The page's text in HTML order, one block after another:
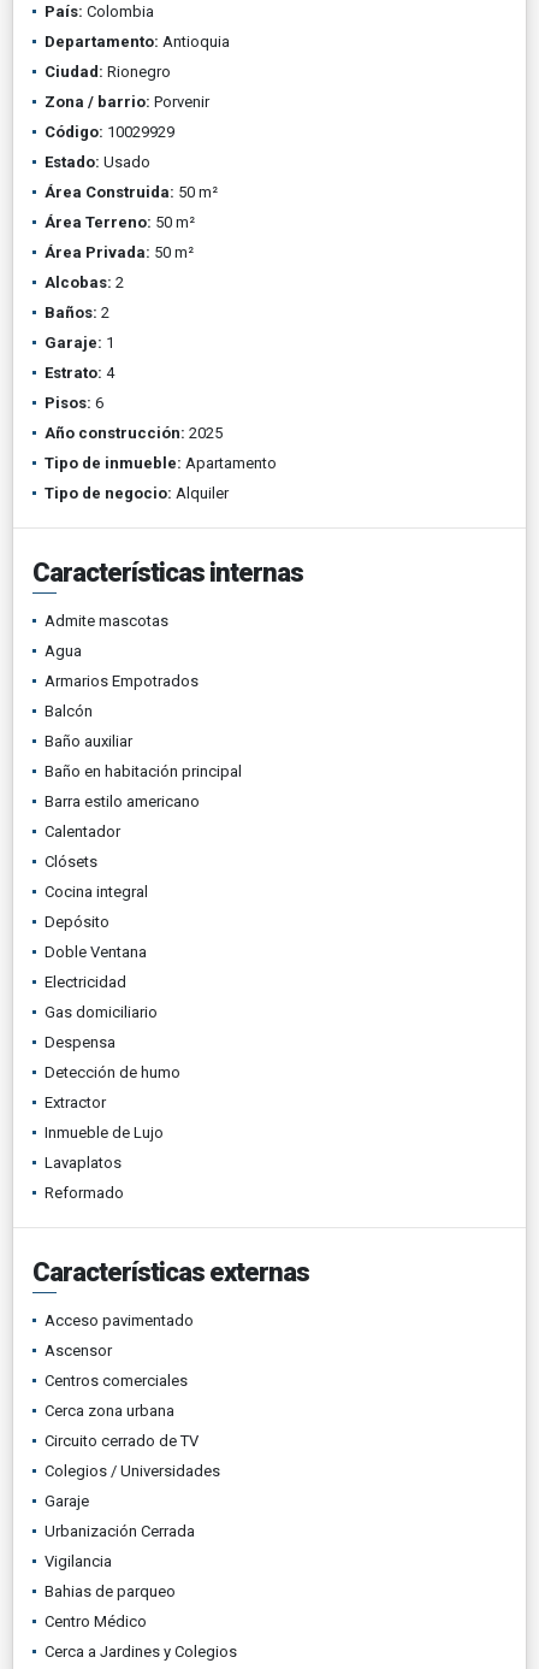
País: Colombia
Departamento: Antioquia
Ciudad: Rionegro
Zona / barrio: Porvenir
Código: 10029929
Estado: Usado
Área Construida: 50 m²
Área Terreno: 50 m²
Área Privada: 50 m²
Alcobas: 2
Baños: 2
Garaje: 1
Estrato: 4
Pisos: 6
Año construcción: 2025
Tipo de inmueble: Apartamento
Tipo de negocio: Alquiler
Características internas
Admite mascotas
Agua
Armarios Empotrados
Balcón
Baño auxiliar
Baño en habitación principal
Barra estilo americano
Calentador
Clósets
Cocina integral
Depósito
Doble Ventana
Electricidad
Gas domiciliario
Despensa
Detección de humo
Extractor
Inmueble de Lujo
Lavaplatos
Reformado
Características externas
Acceso pavimentado
Ascensor
Centros comerciales
Cerca zona urbana
Circuito cerrado de TV
Colegios / Universidades
Garaje
Urbanización Cerrada
Vigilancia
Bahias de parqueo
Centro Médico
Cerca a Jardines y Colegios